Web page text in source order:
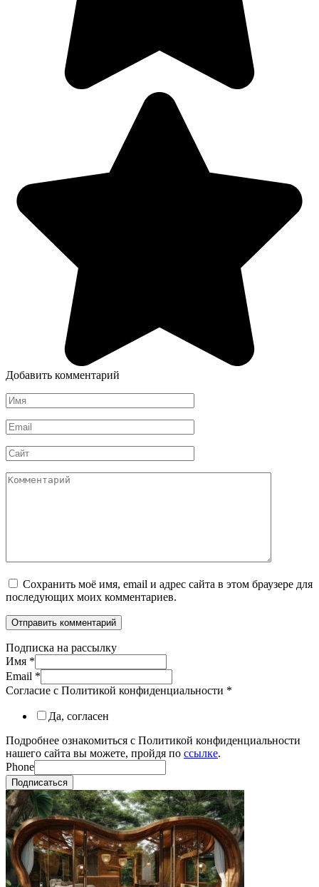
Добавить комментарий
Имя
*
Email
*
Сайт
Комментарий
Сохранить моё имя, email и адрес сайта в этом браузере для
последующих моих комментариев.
Подписка на рассылку
Имя *
Email *
Согласие с Политикой конфиденциальности *
Да, согласен
Подробнее ознакомиться с Политикой конфиденциальности
нашего сайта вы можете, пройдя по ссылке.
Phone
Подписаться